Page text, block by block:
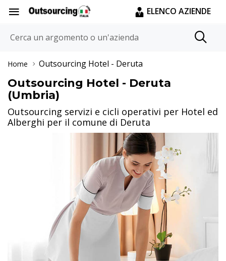
ELENCO AZIENDE
Home Outsourcing Hotel - Deruta
Outsourcing Hotel - Deruta
(Umbria)
Outsourcing servizi e cicli operativi per Hotel ed
Alberghi per il comune di Deruta